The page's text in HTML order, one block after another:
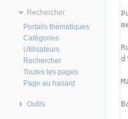
Rechercher
Portails thématiques
Catégories
Utilisateurs
Rechercher
Toutes les pages
Page au hasard
Outils